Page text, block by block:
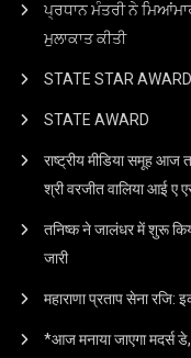
ਪ੍ਰਧਾਨ ਮੰਤਰੀ ਨੇ
ਮੁਲਾਕਾਤ ਕੀਤੀ
STATE STAR
STATE AWARD
राष्ट्रीय मीडिया समूह
श्री वरजीत वालिया आई ए
तनिष्क ने जालंधर में शुरू
जारी
महाराणा प्रताप सेना रजि:
*आज मनाया जाएगा